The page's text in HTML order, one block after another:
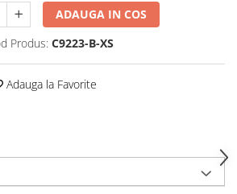
ADAUGA IN COS
Produs: C9223-B-XS
Adauga la Favorite